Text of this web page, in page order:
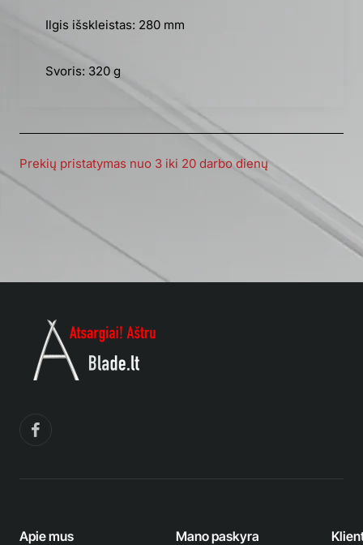
Ilgis išskleistas: 280 mm
Svoris: 320 g
Prekių pristatymas nuo 3 iki 20 darbo dienų
Apie mus Mano paskyra